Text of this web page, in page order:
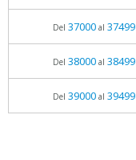
Del 37000al 37499
Del 38000al 38499
Del 39000al 39499